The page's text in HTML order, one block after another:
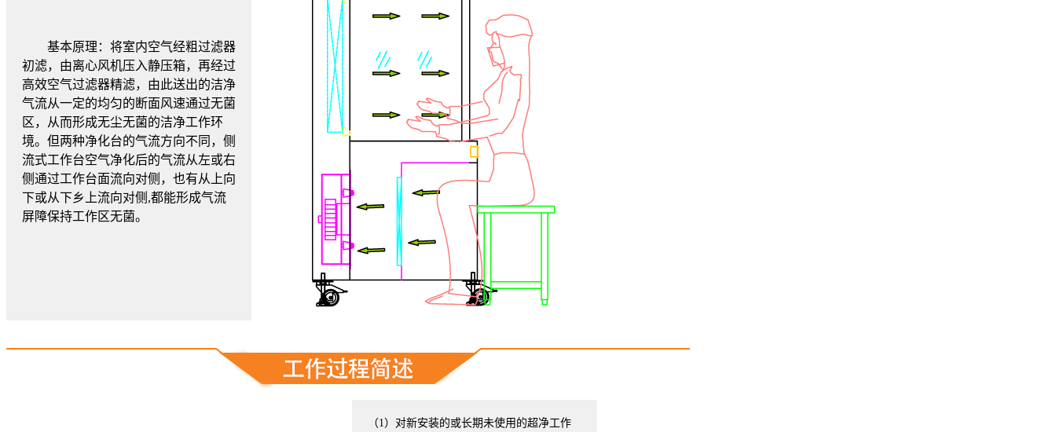
基本原理：将室内空气经粗过滤器
初滤，由离心风机压入静压箱，再经过
高效空气过滤器精滤，由此送出的洁净
气流从一定的均匀的断面风速通过无菌
区，从而形成无尘无菌的洁净工作环
境。但两种净化台的气流方向不同，侧
流式工作台空气净化后的气流从左或右
侧通过工作台面流向对侧，也有从上向
下或从下乡上流向对侧,都能形成气流
屏障保持工作区无菌。
（1）对新安装的或长期未使用的超净工作